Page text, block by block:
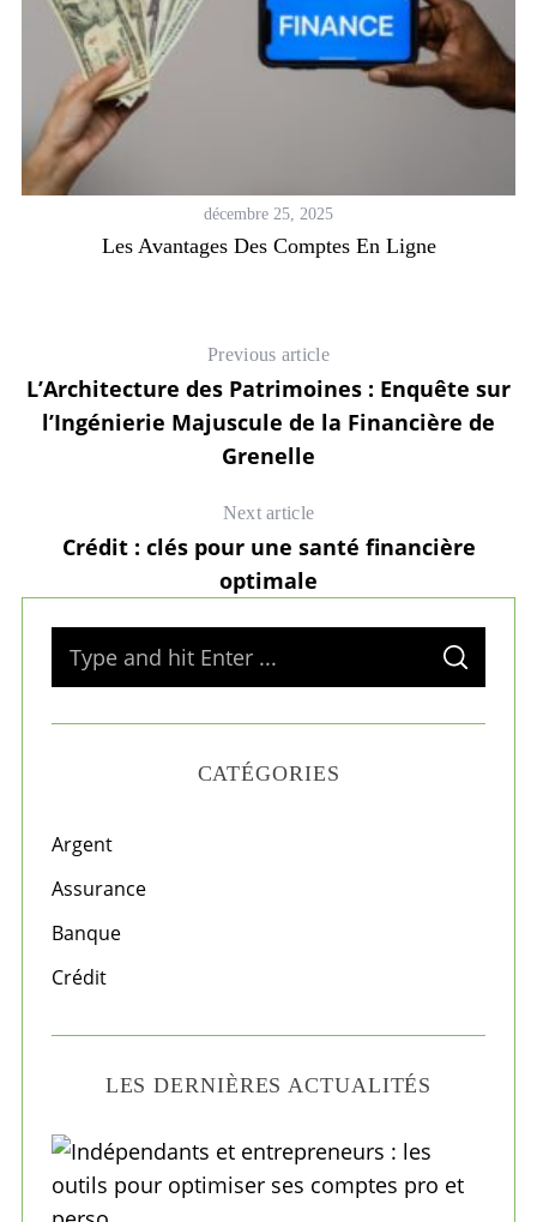
décembre 25, 2025
Les Avantages Des Comptes En Ligne
Previous article
L’Architecture des Patrimoines : Enquête sur
l’Ingénierie Majuscule de la Financière de
Grenelle
Next article
Crédit : clés pour une santé financière
optimale
f
o
:
S
A
C
CATÉGORIES
Argent
Assurance
Banque
Crédit
LES DERNIÈRES ACTUALITÉS